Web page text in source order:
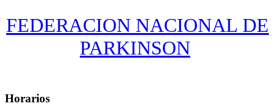
FEDERACION NACIONAL DE
PARKINSON
Horarios